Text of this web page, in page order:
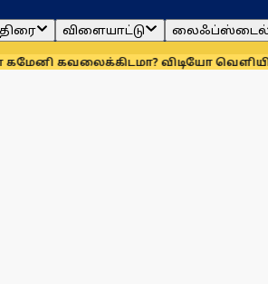
விளையாட்டு
விடியோ வெளியிட்ட